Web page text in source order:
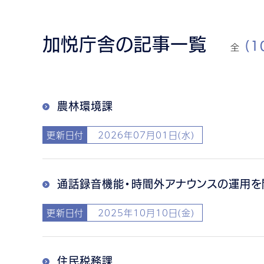
加悦庁舎の記事一覧 全
農林環境課
更新日付 2026年07月01日(水)
通話録音機能・時間外アナウンスの運用を
更新日付 2025年10月10日(金)
住民税務課